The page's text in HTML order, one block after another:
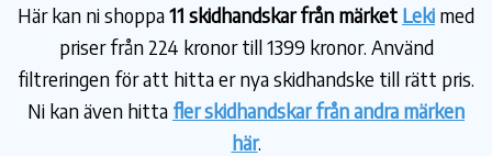
Här kan ni shoppa11 skidhandskar från märket Leki med
priser från 224 kronor till 1399 kronor. Använd
filtreringen för att hitta er nya skidhandske till rätt pris.
Ni kan även hitta fler skidhandskar från andra märken
här.